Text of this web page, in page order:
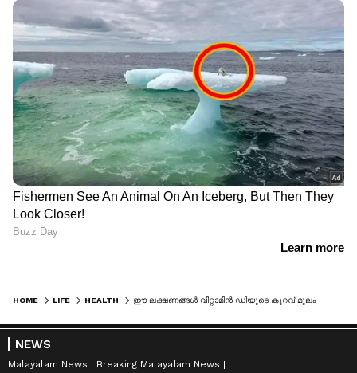
HOME LIFE HEALTH ഈ ലക്ഷണങ്ങൾ വിറ്റാമിൻ ഡിയുടെ കുറവ് മൂലം ഉണ്ടാകുന്നതാകാം; നിർബന്ധമായും ശ്രദ്ധിക്കേണ്ടത്
NEWS
Malayalam News
Breaking Malayalam News